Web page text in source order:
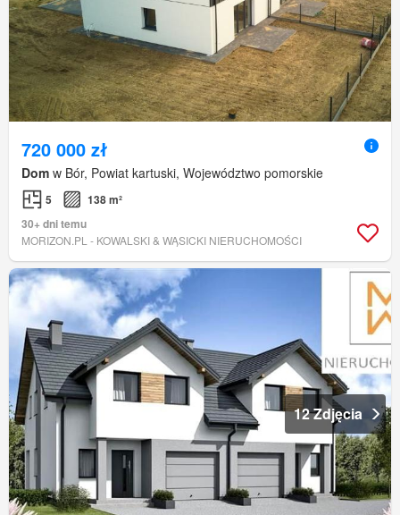
720 000 zł
Dom w Bór, Powiat kartuski, Województwo pomorskie
5
138 m²
30+ dni temu
MORIZON.PL - KOWALSKI & WĄSICKI NIERUCHOMOŚCI
12 Zdjęcia